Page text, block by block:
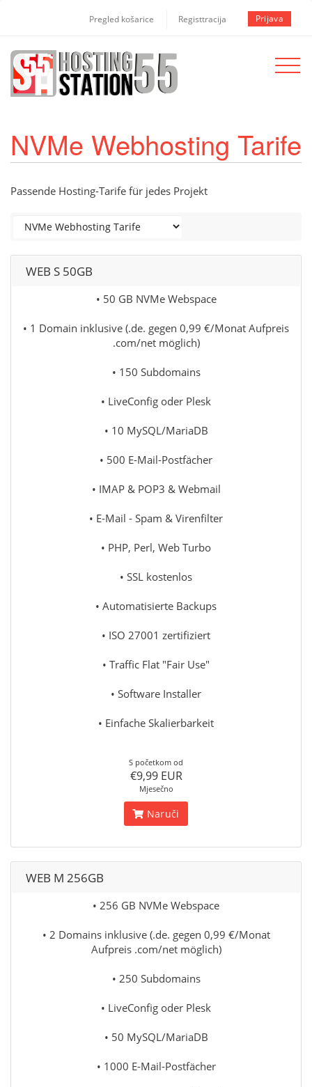
Pregled košarice Registtracija Prijava
Toggle
NVMe Webhosting Tarife
Passende Hosting-Tarife für jedes Projekt
WEB S 50GB
• 50 GB NVMe Webspace
• 1 Domain inklusive (.de. gegen 0,99 €/Monat Aufpreis
.com/net möglich)
• 150 Subdomains
• LiveConfig oder Plesk
• 10 MySQL/MariaDB
• 500 E-Mail-Postfächer
• IMAP & POP3 & Webmail
• E-Mail - Spam & Virenfilter
• PHP, Perl, Web Turbo
• SSL kostenlos
• Automatisierte Backups
• ISO 27001 zertifiziert
• Traffic Flat "Fair Use"
• Software Installer
• Einfache Skalierbarkeit
S početkom od
€9,99 EUR
Mjesečno
Naruči
WEB M 256GB
• 256 GB NVMe Webspace
• 2 Domains inklusive (.de. gegen 0,99 €/Monat
Aufpreis .com/net möglich)
• 250 Subdomains
• LiveConfig oder Plesk
• 50 MySQL/MariaDB
• 1000 E-Mail-Postfächer